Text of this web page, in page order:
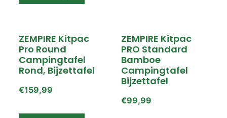
ZEMPIRE Kitpac
Pro Round
Campingtafel
Rond, Bijzettafel
€159,99
ZEMPIRE Kitpac
PRO Standard
Bamboe
Campingtafel
Bijzettafel
€99,99